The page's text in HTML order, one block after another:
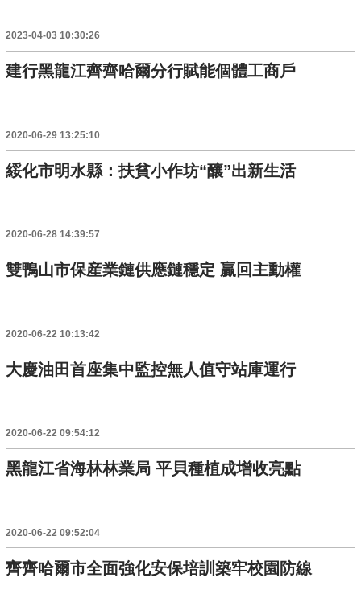
2023-04-03 10:30:26
建行黑龍江齊齊哈爾分行賦能個體工商戶
2020-06-29 13:25:10
綏化市明水縣：扶貧小作坊“釀”出新生活
2020-06-28 14:39:57
雙鴨山市保産業鏈供應鏈穩定 贏回主動權
2020-06-22 10:13:42
大慶油田首座集中監控無人值守站庫運行
2020-06-22 09:54:12
黑龍江省海林林業局 平貝種植成增收亮點
2020-06-22 09:52:04
齊齊哈爾市全面強化安保培訓築牢校園防線